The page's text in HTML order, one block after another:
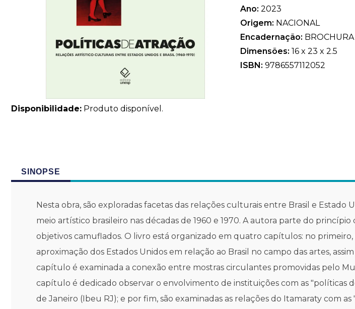
Disponibilidade: Produto disponível.
Ano: 2023
Origem: NACIONAL
Encadernação: BROCHURA
Dimensões: 16 x 23 x 2.5
ISBN: 9786557112052
SINOPSE
Nesta obra, são exploradas facetas das relações culturais entre Brasil e Estado
meio artístico brasileiro nas décadas de 1960 e 1970. A autora parte do
objetivos camuflados. O livro está organizado em quatro capítulos: no
aproximação dos Estados Unidos em relação ao Brasil no campo das artes,
capítulo é examinada a conexão entre mostras circulantes promovidas pelo
capítulo é dedicado observar o envolvimento de instituições com as "políticas
de Janeiro (Ibeu RJ); e por fim, são examinadas as relações do Itamaraty com